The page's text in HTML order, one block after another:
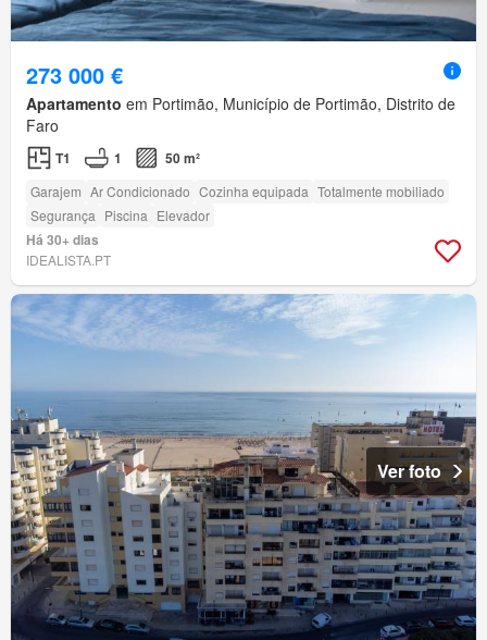
273 000 €
Apartamento em Portimão, Município de Portimão, Distrito de
Faro
T1 1 50 m²
Garajem Ar Condicionado Cozinha equipada Totalmente mobiliado
Segurança Piscina Elevador
Há 30+ dias
IDEALISTA.PT
Ver foto